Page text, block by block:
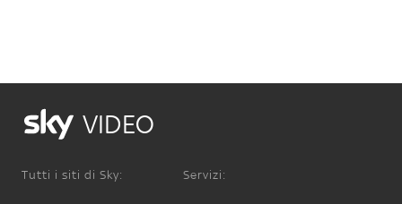
VIDEO
Tutti i siti di Sky: Servizi: